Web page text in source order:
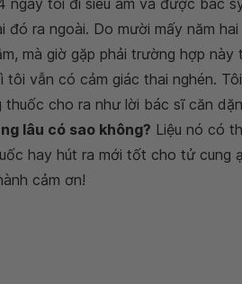
ngày tôi đi siêu âm và được bác
ra ngoài. Do mười mấy năm
mà giờ gặp phải trường hợp này
vẫn có cảm giác thai nghén.
cho ra như lời bác sĩ căn
lâu có sao không? Liệu nó có
hay hút ra mới tốt cho tử cung
cảm ơn!